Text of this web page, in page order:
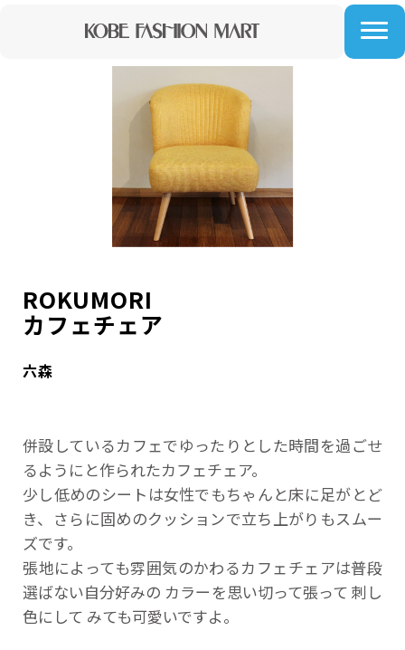
ROKUMORI
カフェチェア
六森
併設しているカフェでゆったりとした時間を過ごせ
るようにと作られたカフェチェア。
少し低めのシートは女性でもちゃんと床に足がとど
き、さらに固めのクッションで立ち上がりもスムー
ズです。
張地によっても雰囲気のかわるカフェチェアは普段
選ばない自分好みの カラーを思い切って張って 刺し
色にして みても可愛いですよ。